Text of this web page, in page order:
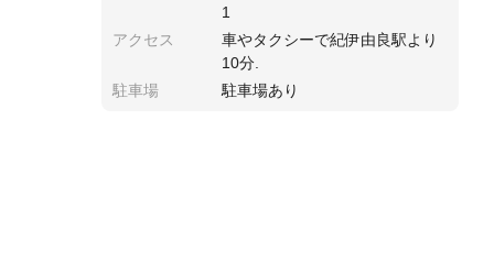
1
アクセス
車やタクシーで紀伊由良駅より
10分.
駐車場
駐車場あり